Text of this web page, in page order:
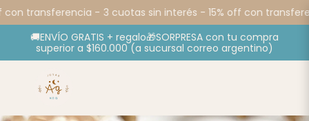
transferencia - 3 cuotas sin interés - 15% off con
🚚ENVÍO GRATIS + regalo🎁SORPRESA con tu compra
superior a $160.000 (a sucursal correo argentino)